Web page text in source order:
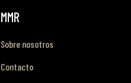
MMR
Sobre nosotros
Contacto